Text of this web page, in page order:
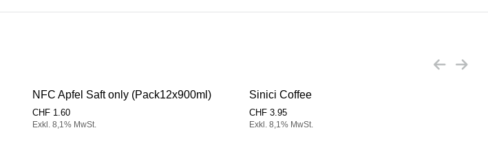
NFC Apfel Saft only (Pack12x900ml)
CHF 1.60
Exkl. 8,1% MwSt.
Sinici Coffee
CHF 3.95
Exkl. 8,1% MwSt.